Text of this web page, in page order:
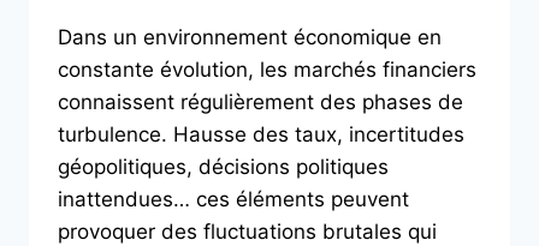
Dans un environnement économique en
constante évolution, les marchés financiers
connaissent régulièrement des phases de
turbulence. Hausse des taux, incertitudes
géopolitiques, décisions politiques
inattendues… ces éléments peuvent
provoquer des fluctuations brutales qui